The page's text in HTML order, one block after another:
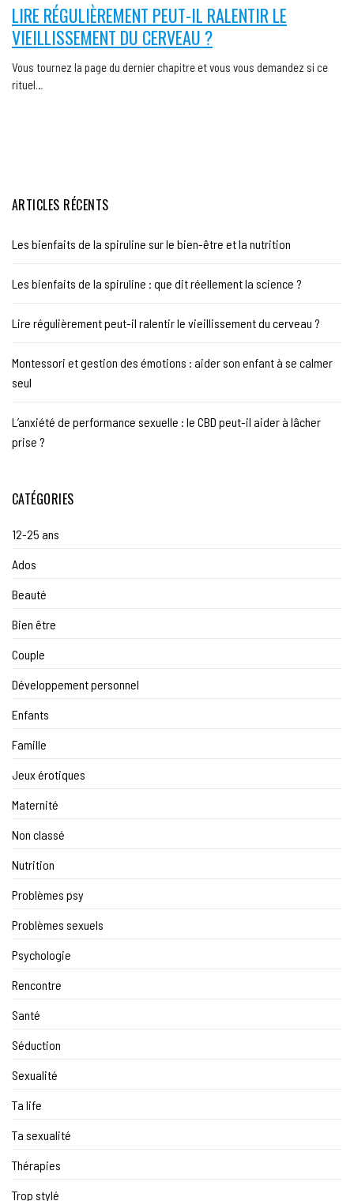
LIRE RÉGULIÈREMENT PEUT-IL RALENTIR LE
VIEILLISSEMENT DU CERVEAU ?
Vous tournez la page du dernier chapitre et vous vous demandez si ce
rituel…
ARTICLES RÉCENTS
Les bienfaits de la spiruline sur le bien-être et la nutrition
Les bienfaits de la spiruline : que dit réellement la science ?
Lire régulièrement peut-il ralentir le vieillissement du cerveau ?
Montessori et gestion des émotions : aider son enfant à se calmer
seul
L’anxiété de performance sexuelle : le CBD peut-il aider à lâcher
prise ?
CATÉGORIES
12-25 ans
Ados
Beauté
Bien être
Couple
Développement personnel
Enfants
Famille
Jeux érotiques
Maternité
Non classé
Nutrition
Problèmes psy
Problèmes sexuels
Psychologie
Rencontre
Santé
Séduction
Sexualité
Ta life
Ta sexualité
Thérapies
Trop stylé